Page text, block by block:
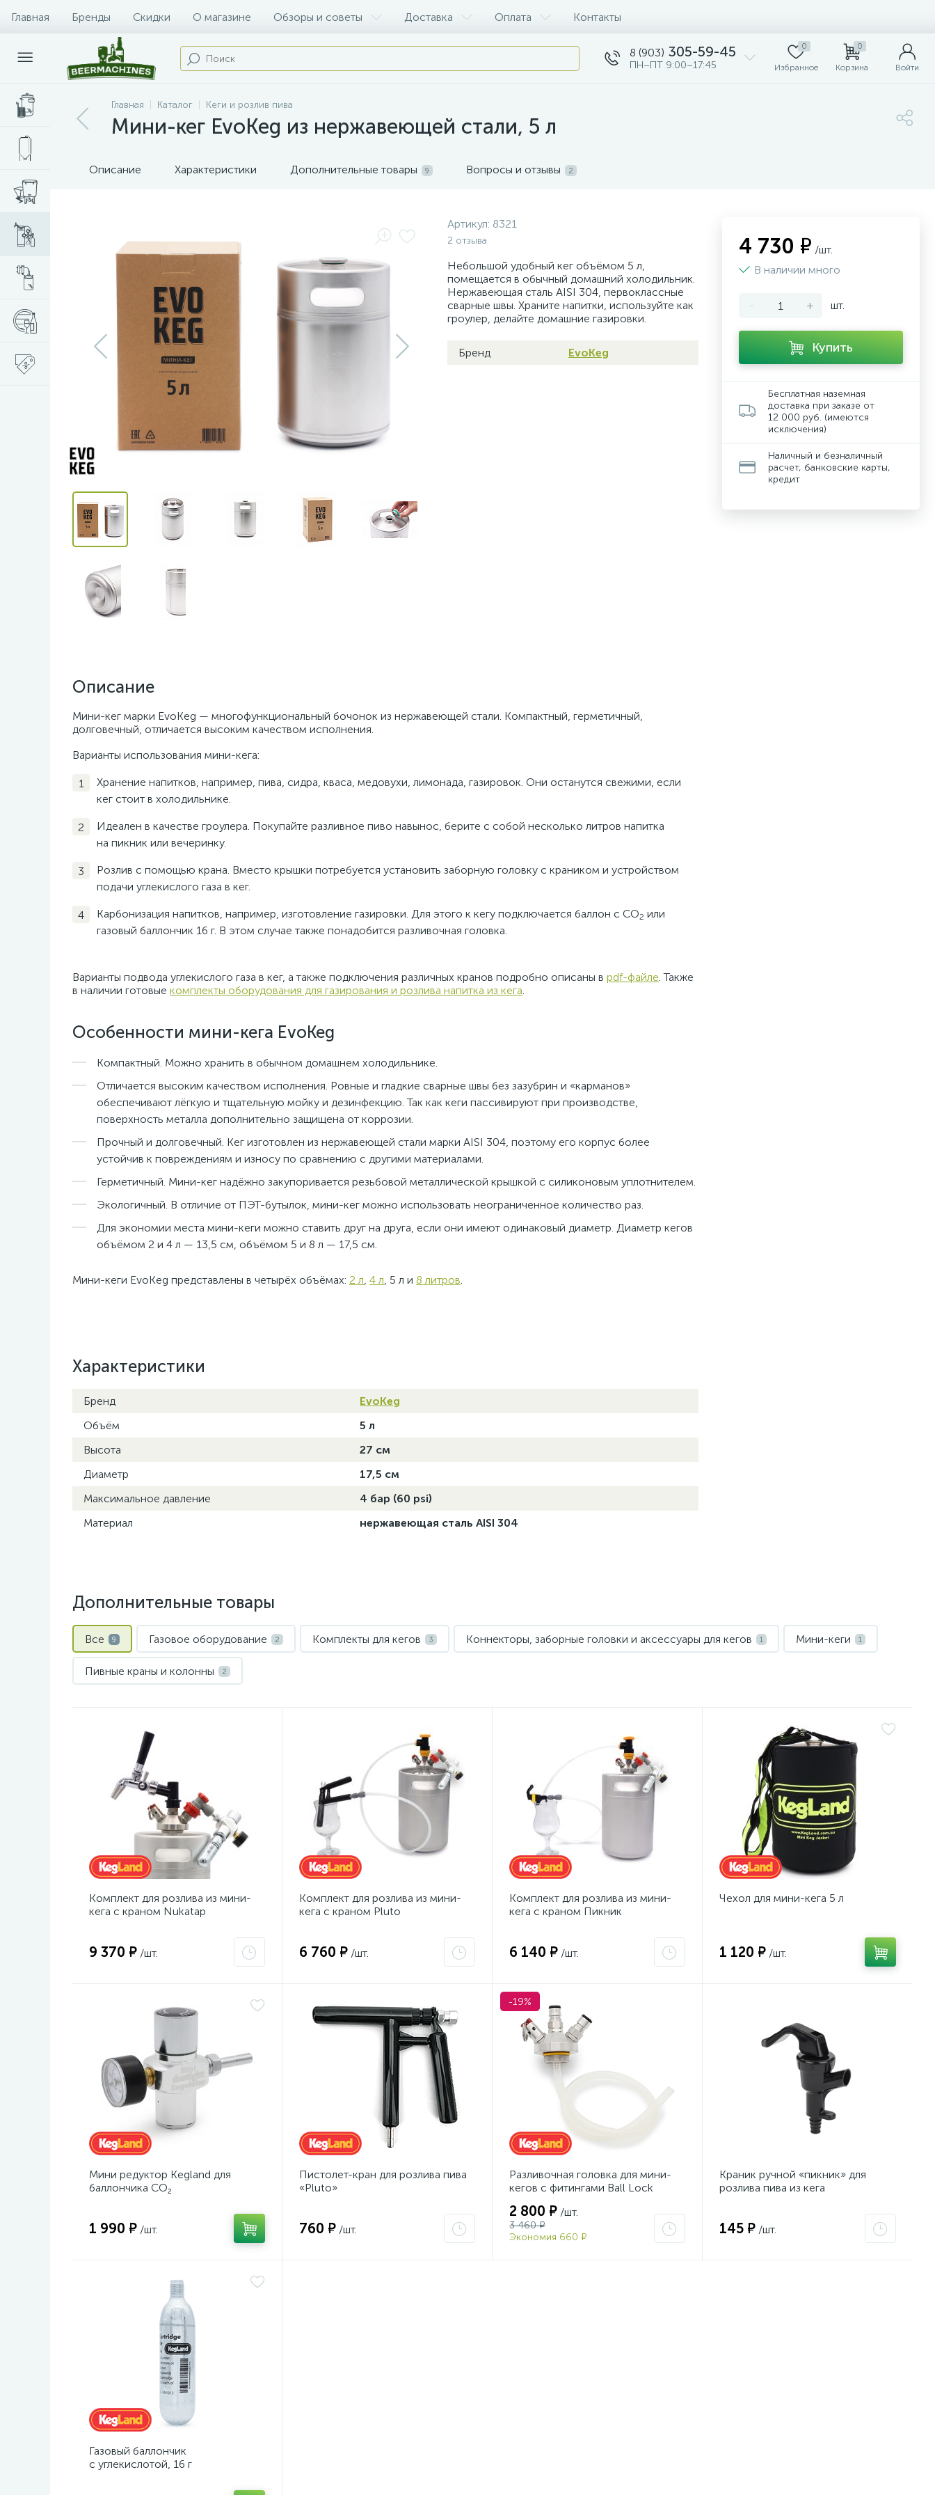
Главная Бренды Скидки О магазине Обзоры и советы Доставка Оплата Контакты
8 (903) 305-59-45
ПН–ПТ 9:00–17:45
0
Избранное
0
Корзина Войти
Главная Каталог Кеги и розлив пива
Мини-кег EvoKeg из нержавеющей стали, 5 л
Описание Характеристики Дополнительные товары 9 Вопросы и отзывы 2
Артикул: 8321
2 отзыва
Небольшой удобный кег объёмом 5 л,
помещается в обычный домашний холодильник.
Нержавеющая сталь AISI 304, первоклассные
сварные швы. Храните напитки, используйте как
гроулер, делайте домашние газировки.
Бренд EvoKeg
Описание
Мини-кег марки EvoKeg — многофункциональный бочонок из нержавеющей стали. Компактный, герметичный,
долговечный, отличается высоким качеством исполнения.
Варианты использования мини-кега:
Хранение напитков, например, пива, сидра, кваса, медовухи, лимонада, газировок. Они останутся свежими, если
кег стоит в холодильнике.
Идеален в качестве гроулера. Покупайте разливное пиво навынос, берите с собой несколько литров напитка
на пикник или вечеринку.
Розлив с помощью крана. Вместо крышки потребуется установить заборную головку с краником и устройством
подачи углекислого газа в кег.
Карбонизация напитков, например, изготовление газировки. Для этого к кегу подключается баллон с СО2 или
газовый баллончик 16 г. В этом случае также понадобится разливочная головка.
Варианты подвода углекислого газа в кег, а также подключения различных кранов подробно описаны в pdf-файле. Также
в наличии готовые комплекты оборудования для газирования и розлива напитка из кега.
Особенности мини-кега EvoKeg
Компактный. Можно хранить в обычном домашнем холодильнике.
Отличается высоким качеством исполнения. Ровные и гладкие сварные швы без зазубрин и «карманов»
обеспечивают лёгкую и тщательную мойку и дезинфекцию. Так как кеги пассивируют при производстве,
поверхность металла дополнительно защищена от коррозии.
Прочный и долговечный. Кег изготовлен из нержавеющей стали марки AISI 304, поэтому его корпус более
устойчив к повреждениям и износу по сравнению с другими материалами.
Герметичный. Мини-кег надёжно закупоривается резьбовой металлической крышкой с силиконовым уплотнителем.
Экологичный. В отличие от ПЭТ-бутылок, мини-кег можно использовать неограниченное количество раз.
Для экономии места мини-кеги можно ставить друг на друга, если они имеют одинаковый диаметр. Диаметр кегов
объёмом 2 и 4 л — 13,5 см, объёмом 5 и 8 л — 17,5 см.
Мини-кеги EvoKeg представлены в четырёх объёмах: 2 л, 4 л, 5 л и 8 литров.
Характеристики
Бренд
EvoKeg
Объём
5 л
Высота
27 см
Диаметр
17,5 см
Максимальное давление
4 бар (60 psi)
Материал
нержавеющая сталь AISI 304
4 730 ₽ /шт.
В наличии много
- + шт.
Купить
Бесплатная наземная
доставка при заказе от
12 000 руб. (имеются
исключения)
Наличный и безналичный
расчет, банковские карты,
кредит
Дополнительные товары
Все 9 Газовое оборудование 2 Комплекты для кегов 3 Коннекторы, заборные головки и аксессуары для кегов 1 Мини-кеги 1
Пивные краны и колонны 2
Комплект для розлива из мини-
кега с краном Nukatap
9 370 ₽ /шт.
Комплект для розлива из мини-
кега с краном Pluto
6 760 ₽ /шт.
Комплект для розлива из мини-
кега с краном Пикник
6 140 ₽ /шт.
Чехол для мини-кега 5 л
1 120 ₽ /шт.
Мини редуктор Kegland для
баллончика CO₂
1 990 ₽ /шт.
Пистолет-кран для розлива пива
«Pluto»
760 ₽ /шт.
-19%
Разливочная головка для мини-
кегов с фитингами Ball Lock
2 800 ₽ /шт.
3 460 ₽
Экономия 660 ₽
Краник ручной «пикник» для
розлива пива из кега
145 ₽ /шт.
Газовый баллончик
с углекислотой, 16 г